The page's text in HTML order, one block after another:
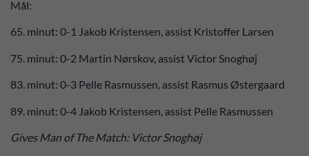
Mål:
65. minut: 0-1 Jakob Kristensen, assist Kristoffer Larsen
75. minut: 0-2 Martin Nørskov, assist Victor Snoghøj
83. minut: 0-3 Pelle Rasmussen, assist Rasmus Østergaard
89. minut: 0-4 Jakob Kristensen, assist Pelle Rasmussen
Gives Man of The Match: Victor Snoghøj